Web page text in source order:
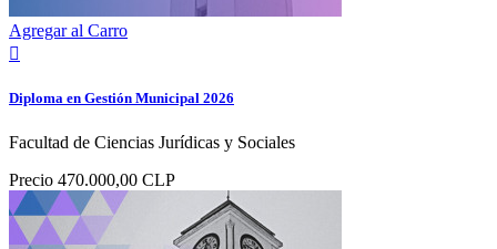
Agregar al Carro

Diploma en Gestión Municipal 2026
Facultad de Ciencias Jurídicas y Sociales
Precio 470.000,00 CLP